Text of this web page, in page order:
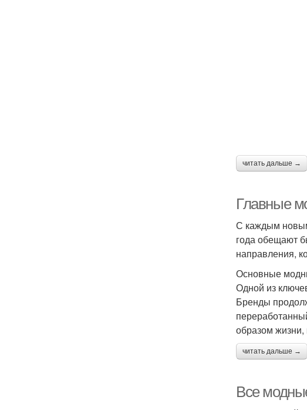
читать дальше →
Главные
С каждым
года обещают
направления,
Основные
Одной из
Бренды
образом
читать дальше →
Все